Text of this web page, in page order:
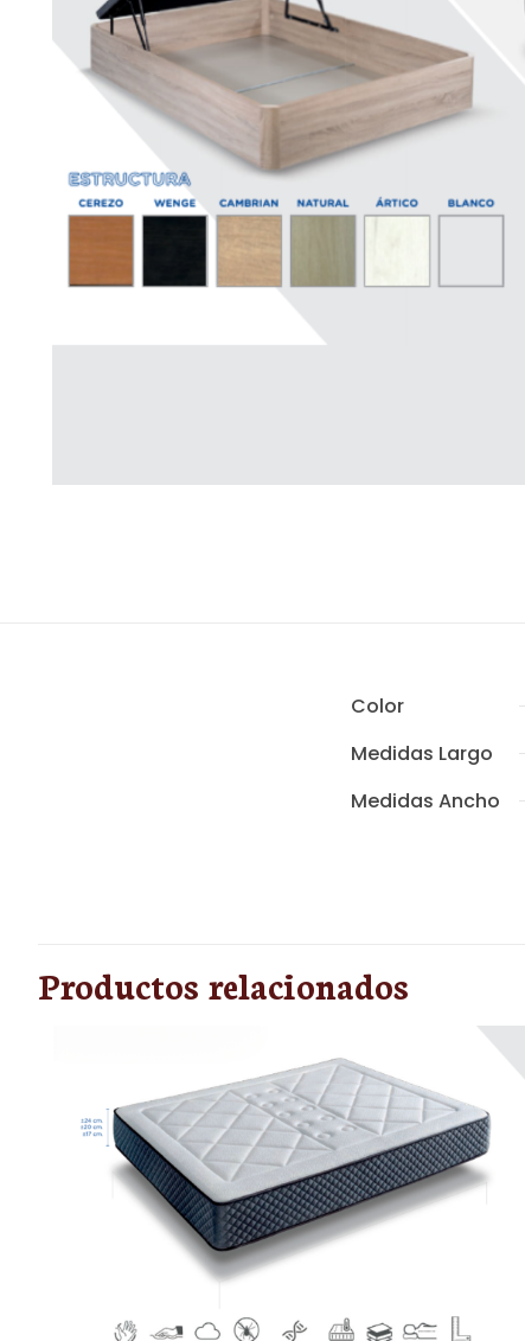
Color
Medidas Largo
Medidas Ancho
Tu puntuación*
Productos relacionados